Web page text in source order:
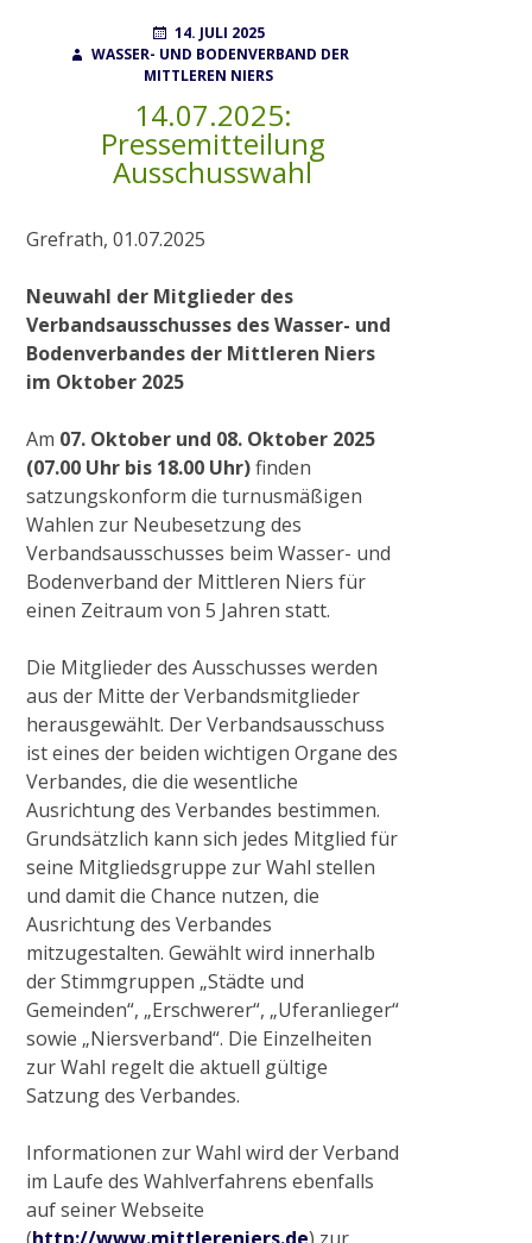
Finanzierung
FAQ
AUFGABEN
Gewässerunterhaltung
Gewässerausbau
Anlagen
Pumpstation Grefrath
Hochwassermanagement
PROJEKTE & AKTIONEN
2009
Pilotprojekt Zweigkanal
2015
Ausgleichsmaßnahme Cloerbruch, Gewässer
32.01.07
POSTED
ON
14. JULI 2025
WASSER- UND BODENVERBAND DER
MITTLEREN NIERS
14.07.2025:
Pressemitteilung
Ausschusswahl
Grefrath, 01.07.2025
Neuwahl der Mitglieder des
Verbandsausschusses des Wasser- und
Bodenverbandes der Mittleren Niers
im Oktober 2025
Am 07. Oktober und 08. Oktober 2025
(07.00 Uhr bis 18.00 Uhr)finden
satzungskonform die turnusmäßigen
Wahlen zur Neubesetzung des
Verbandsausschusses beim Wasser- und
Bodenverband der Mittleren Niers für
einen Zeitraum von 5 Jahren statt.
Die Mitglieder des Ausschusses werden
aus der Mitte der Verbandsmitglieder
herausgewählt. Der Verbandsausschuss
ist eines der beiden wichtigen Organe des
Verbandes, die die wesentliche
Ausrichtung des Verbandes bestimmen.
Grundsätzlich kann sich jedes Mitglied für
seine Mitgliedsgruppe zur Wahl stellen
und damit die Chance nutzen, die
Ausrichtung des Verbandes
mitzugestalten. Gewählt wird innerhalb
der Stimmgruppen „Städte und
Gemeinden“, „Erschwerer“, „Uferanlieger“
sowie „Niersverband“. Die Einzelheiten
zur Wahl regelt die aktuell gültige
Satzung des Verbandes.
Informationen zur Wahl wird der Verband
im Laufe des Wahlverfahrens ebenfalls
auf seiner Webseite